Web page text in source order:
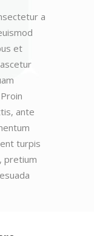
a
et
ante
turpis
pretium